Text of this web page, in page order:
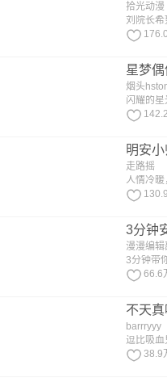
拾光动漫
刘院长希
星梦偶
烟头
闪耀的
明安小
走路摇
人情冷
3分钟
漫漫编辑
3分钟带
66.6
不天
barrryyy
逗比吸
38.9